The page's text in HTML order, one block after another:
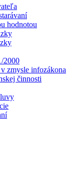
hodnotou
2000
zmysle infozákona
činnosti